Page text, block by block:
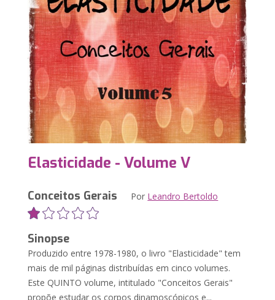
Elasticidade - Volume V
Conceitos Gerais Por Leandro Bertoldo
Sinopse
Produzido entre 1978-1980, o livro "Elasticidade" tem
mais de mil páginas distribuídas em cinco volumes.
Este QUINTO volume, intitulado "Conceitos Gerais"
propõe estudar os corpos dinamoscópicos e...